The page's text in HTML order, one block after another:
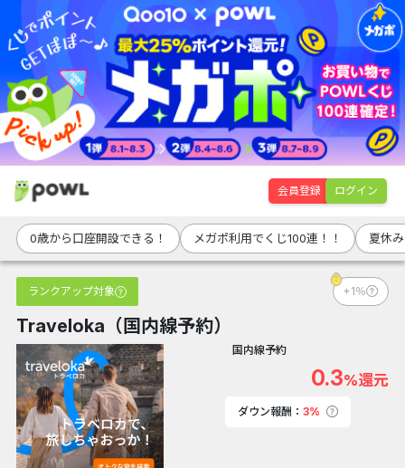
会員登録 ログイン
0歳から口座開設できる！ メガポ利用でくじ100連！！ 夏休
ランクアップ対象 +1％
Traveloka（国内線予約）
国内線予約
0.3%還元
ダウン報酬： 3%